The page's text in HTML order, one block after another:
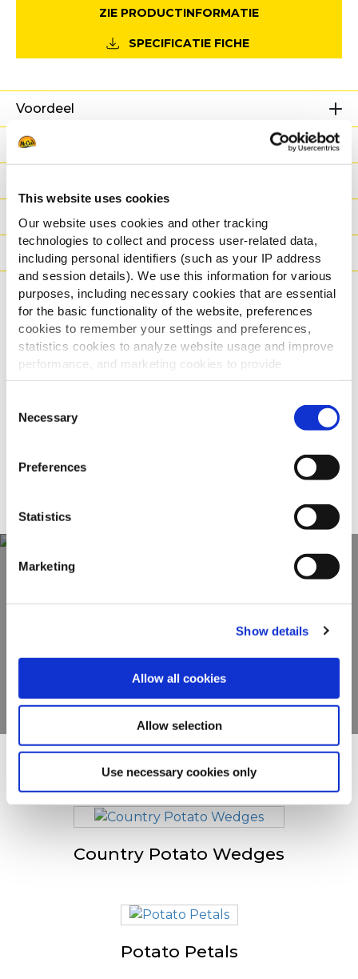
This website uses cookies
Our website uses cookies and other tracking
technologies to collect and process user-related data,
including personal identifiers (such as your IP address
and session details). We use this information for various
purposes, including necessary cookies that are essential
for the basic functionality of the website, preferences
cookies to remember your settings and preferences,
statistics cookies to analyze website usage and improve
performance, and marketing cookies to provide
personalized content and advertising.
By clicking 'Allow all cookies', you consent to the use of
all cookies. If you'd like to customize your preferences,
'Allow selection.'
To learn more about our cookies, click on "Show details."
You can withdraw or modify your consent at any time by
For additional information, you can view our
Global
Selection
Necessary
Preferences
Statistics
Marketing
Show details
Allow all cookies
Allow selection
Use necessary cookies only
ZIE PRODUCTINFORMATIE
SPECIFICATIE FICHE
Voordeel
Nutritionele informatie
Gewicht/Logistiek
Bereidingswijzen
Certificaties
Gerelateerde
recepten
Ontdek ons volledige
assortiment
Anderen bekeken ook
Country Potato Wedges
Potato Petals